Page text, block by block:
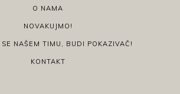
O NAMA
NOVAKUJMO!
NAŠEM TIMU, BUDI POKAZIVAČ!
KONTAKT